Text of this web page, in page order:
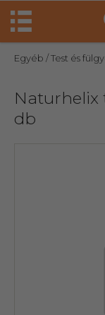
Egyéb / Test és
Naturhelix
db